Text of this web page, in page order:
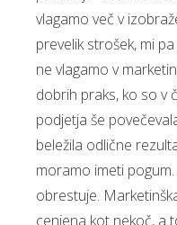
vlagamo več v
prevelik strošek, mi
ne vlagamo v
dobrih praks, ko so v
podjetja še
beležila odlične
moramo imeti
obrestuje.
cenjena kot nekoč, a